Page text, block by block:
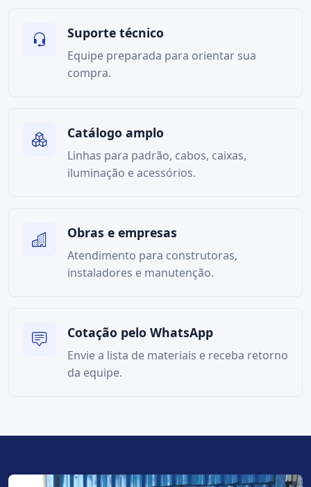
Suporte técnico
Equipe preparada para orientar sua
compra.
Catálogo amplo
Linhas para padrão, cabos, caixas,
iluminação e acessórios.
Obras e empresas
Atendimento para construtoras,
instaladores e manutenção.
Cotação pelo WhatsApp
Envie a lista de materiais e receba retorno
da equipe.